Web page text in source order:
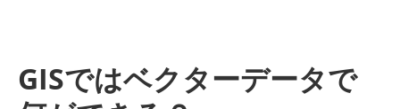
GISではベクターデータで